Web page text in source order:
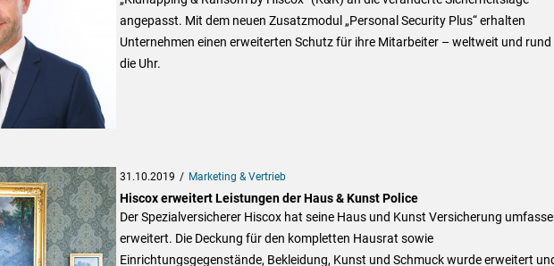
angepasst. Mit dem neuen Zusatzmodul „Personal Security Plus“ erhalten
Unternehmen einen erweiterten Schutz für ihre Mitarbeiter – weltweit und rund
die Uhr.
31.10.2019 Marketing & Vertrieb
Hiscox erweitert Leistungen der Haus & Kunst Police
Der Spezialversicherer Hiscox hat seine Haus und Kunst Versicherung
erweitert. Die Deckung für den kompletten Hausrat sowie
Einrichtungsgegenstände, Bekleidung, Kunst und Schmuck wurde erweitert